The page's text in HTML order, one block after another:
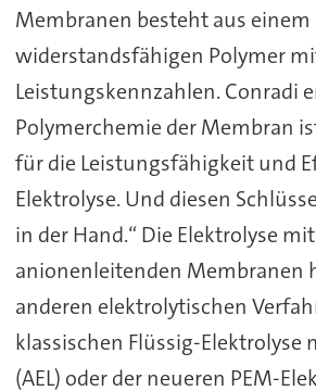
Membranen besteht aus einem
widerstandsfähigen Polymer
Leistungskennzahlen. Conradi
Polymerchemie der Membran
für die Leistungsfähigkeit und
Elektrolyse. Und diesen
in der Hand.“ Die Elektrolyse mit
anionenleitenden Membranen
anderen elektrolytischen
klassischen Flüssig-Elektrolyse
(AEL) oder der neueren PEM-